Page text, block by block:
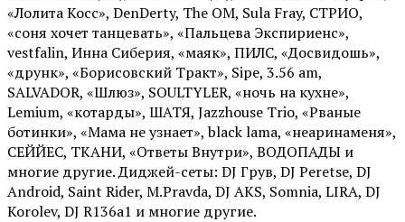
«Лолита Косс», DenDerty, The OM, Sula Fray, СТРИО,
«соня хочет танцевать», «Пальцева Экспириенс»,
vestfalin, Инна Сиберия, «маяк», ПИЛС, «Досвидошь»,
«друнк», «Борисовский Тракт», Sipe, 3.56 am,
SALVADOR, «Шлюз», SOULTYLER, «ночь на кухне»,
Lemium, «котарды», ШАТЯ, Jazzhouse Trio, «Рваные
ботинки», «Мама не узнает», black lama, «неаринаменя»,
СЕЙЙЕС, ТКАНИ, «Ответы Внутри», ВОДОПАДЫ и
многие другие. Диджей-сеты: DJ Грув, DJ Peretse, DJ
Android, Saint Rider, М.Pravda, DJ AKS, Somnia, LIRA, DJ
Korolev, DJ R136a1 и многие другие.